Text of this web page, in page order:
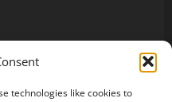
technologies like cookies to